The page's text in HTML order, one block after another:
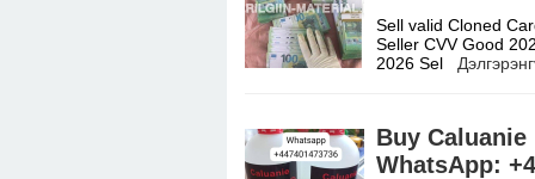
Sell valid Cloned
Seller CVV Good
2026 Sel
Buy
WhatsApp: